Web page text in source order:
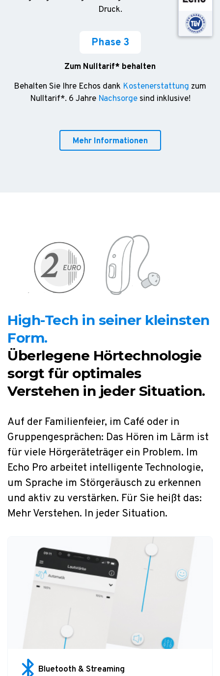
Druck.
Phase 3
Zum Nulltarif* behalten
Behalten Sie Ihre Echos dank Kostenerstattung zum
Nulltarif*. 6 Jahre Nachsorgesind inklusive!
Mehr Informationen
High-Tech in seiner kleinsten
Form.
Überlegene Hörtechnologie
sorgt für optimales
Verstehen in jeder Situation.
Auf der Familienfeier, im Café oder in
Gruppengesprächen: Das Hören im Lärm ist
für viele Hörgeräteträger ein Problem. Im
Echo Pro arbeitet intelligente Technologie,
um Sprache im Störgeräusch zu erkennen
und aktiv zu verstärken. Für Sie heißt das:
Mehr Verstehen. In jeder Situation.
Bluetooth & Streaming